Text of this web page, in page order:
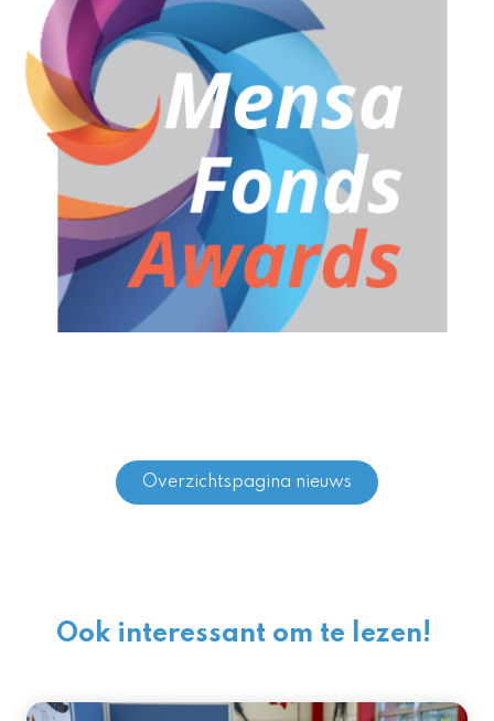
Overzichtspagina nieuws
Ook interessant om te lezen!